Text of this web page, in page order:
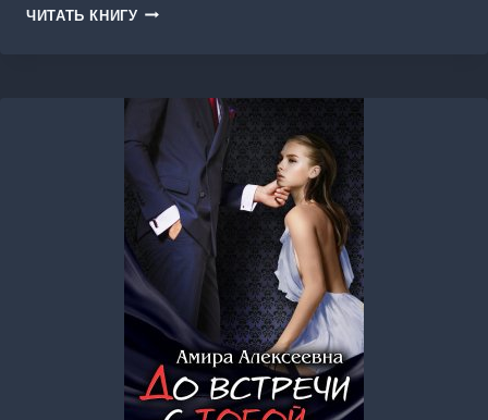
ЧИТАТЬ КНИГУ ПОБЕГ
СПОСОБОВ
ВЛЮБИТЬ
СЕБЯ
ДЕМОНА